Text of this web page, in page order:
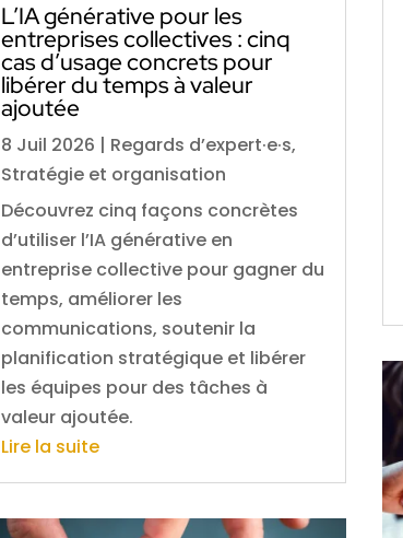
L’IA générative pour les
entreprises collectives : cinq
cas d’usage concrets pour
libérer du temps à valeur
ajoutée
8 Juil 2026 | Regards d’expert·e·s,
Stratégie et organisation
Découvrez cinq façons concrètes
d’utiliser l’IA générative en
entreprise collective pour gagner du
temps, améliorer les
communications, soutenir la
planification stratégique et libérer
les équipes pour des tâches à
valeur ajoutée.
Lire la suite